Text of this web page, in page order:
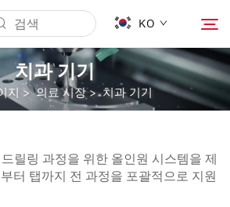
KO
치과 기기
지 >의료 시장>치과 기기
릴링 과정을 위한 올인원 시스템을 제
터 탭까지 전 과정을 포괄적으로 지원